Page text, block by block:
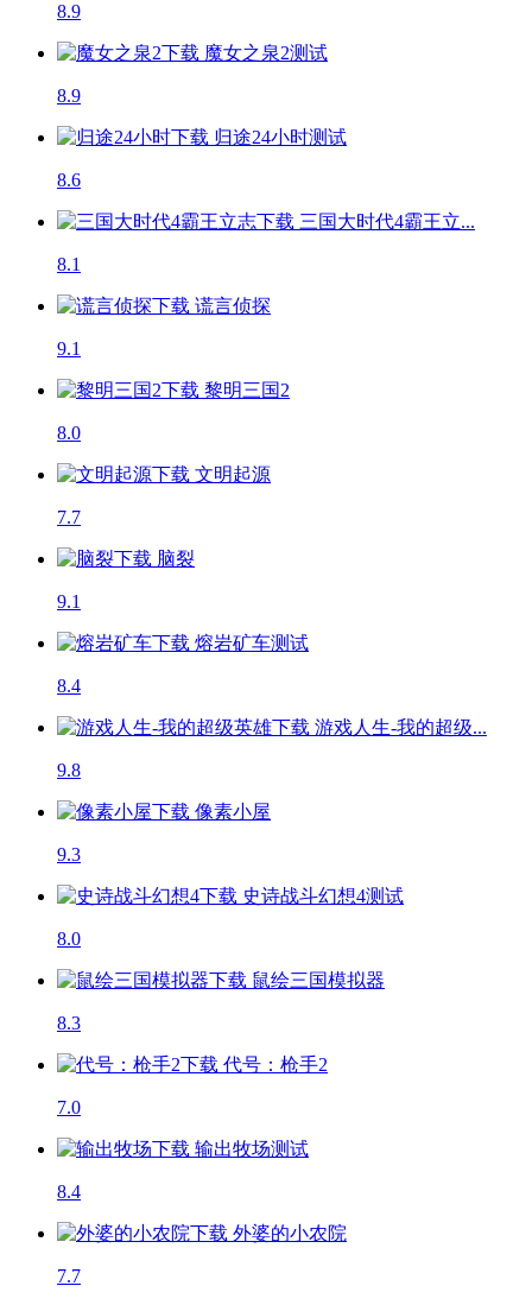
8.9
魔女之泉2测试
8.9
归途24小时测试
8.6
三国大时代4霸王立...
8.1
谎言侦探
9.1
黎明三国2
8.0
文明起源
7.7
脑裂
9.1
熔岩矿车测试
8.4
游戏人生-我的超级...
9.8
像素小屋
9.3
史诗战斗幻想4测试
8.0
鼠绘三国模拟器
8.3
代号：枪手2
7.0
输出牧场测试
8.4
外婆的小农院
7.7